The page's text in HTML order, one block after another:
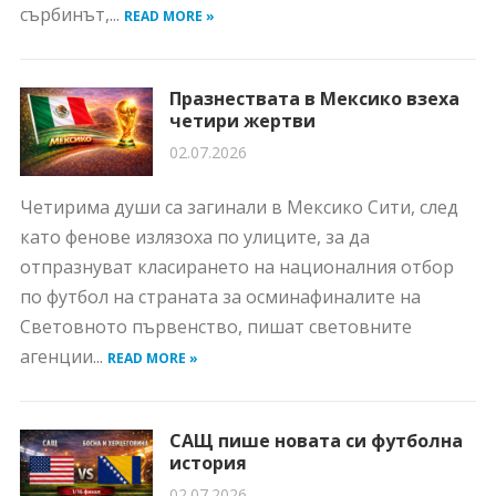
сърбинът,... READ MORE »
Празнествата в Мексико взеха
четири жертви
02.07.2026
Четирима души са загинали в Мексико Сити, след
като фенове излязоха по улиците, за да
отпразнуват класирането на националния отбор
по футбол на страната за осминафиналите на
Световното първенство, пишат световните
агенции... READ MORE »
САЩ пише новата си футболна
история